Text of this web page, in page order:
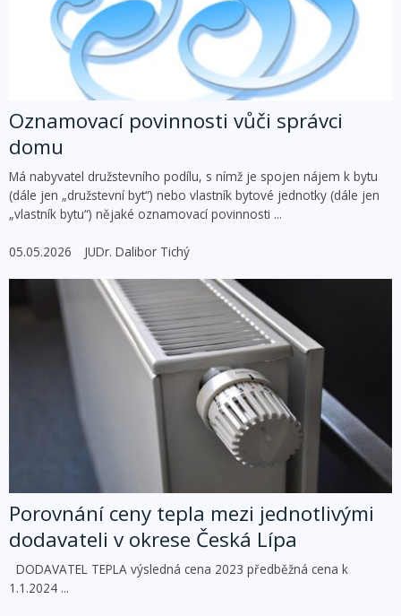
Oznamovací povinnosti vůči správci
domu
Má nabyvatel družstevního podílu, s nímž je spojen nájem k bytu
(dále jen „družstevní byt“) nebo vlastník bytové jednotky (dále jen
„vlastník bytu“) nějaké oznamovací povinnosti ...
05.05.2026 JUDr. Dalibor Tichý
Porovnání ceny tepla mezi jednotlivými
dodavateli v okrese Česká Lípa
DODAVATEL TEPLA výsledná cena 2023 předběžná cena k
1.1.2024 ...